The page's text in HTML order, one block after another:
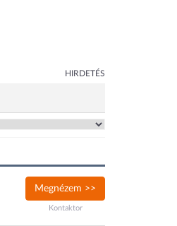
HIRDETÉS
Megnézem >>
Kontaktor